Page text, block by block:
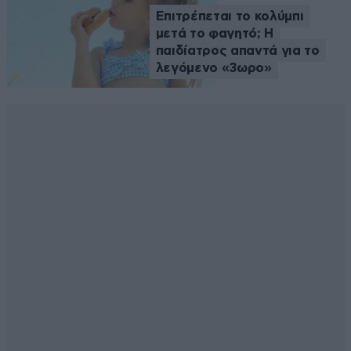
Επιτρέπεται το κολύμπι
μετά το φαγητό; Η
παιδίατρος απαντά για το
λεγόμενο «3ωρο»